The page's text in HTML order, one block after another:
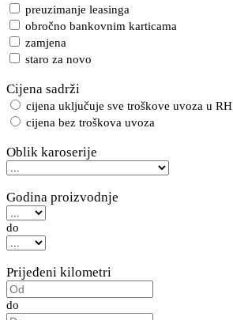
preuzimanje leasinga
obročno bankovnim karticama
zamjena
staro za novo
Cijena sadrži
cijena uključuje sve troškove uvoza u RH
cijena bez troškova uvoza
Oblik karoserije
Godina proizvodnje
do
Prijeđeni kilometri
do